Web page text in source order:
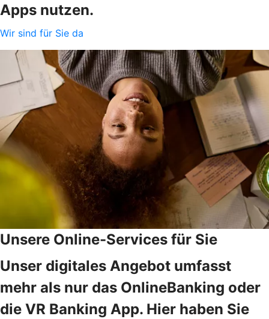
Apps nutzen.
Wir sind für Sie da
Unsere Online-Services für Sie
Unser digitales Angebot umfasst
mehr als nur das OnlineBanking oder
die VR Banking App. Hier haben Sie